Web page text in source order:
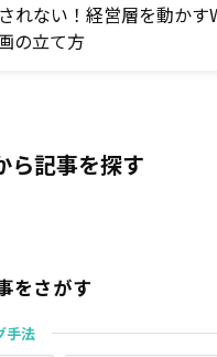
れない！経営層を動かす
の立て方
ら記事を探す
をさがす
手法